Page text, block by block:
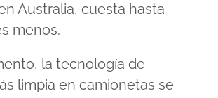
Australia, cuesta hasta
menos.
la tecnología de
limpia en camionetas se